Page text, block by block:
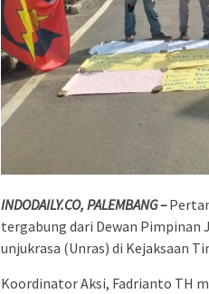
INDODAILY.CO, PALEMBANG –
tergabung dari Dewan Pimpinan
unjukrasa (Unras) di Kejaksaan
Koordinator Aksi, Fadrianto TH